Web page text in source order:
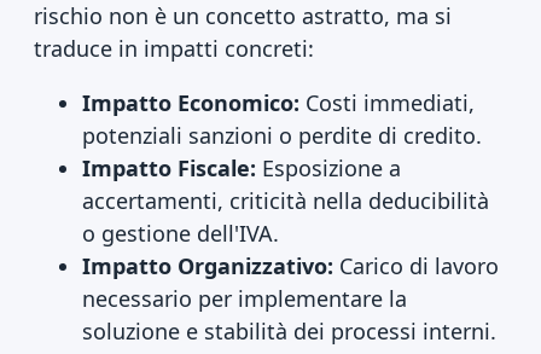
rischio non è un concetto astratto, ma si
traduce in impatti concreti:
Impatto Economico: Costi immediati,
potenziali sanzioni o perdite di credito.
Impatto Fiscale: Esposizione a
accertamenti, criticità nella deducibilità
o gestione dell'IVA.
Impatto Organizzativo: Carico di lavoro
necessario per implementare la
soluzione e stabilità dei processi interni.